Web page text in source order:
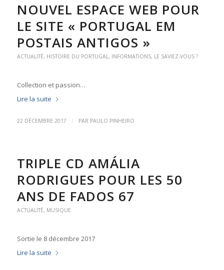
NOUVEL ESPACE WEB POUR
LE SITE « PORTUGAL EM
POSTAIS ANTIGOS »
ACTUALITÉ, HISTOIRE DU PORTUGAL, INFORMATIONS, LE SAVIEZ-VOUS ?
Collection et passion…
Lire la suite
22 DÉCEMBRE 2017 / PAR PAULO PINHEIRO
TRIPLE CD AMÁLIA
RODRIGUES POUR LES 50
ANS DE FADOS 67
ACTUALITÉ, MUSIQUE
Sortie le 8 décembre 2017
Lire la suite